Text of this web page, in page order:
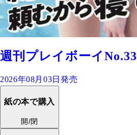
週刊プレイボーイNo.33
2026年08月03日発売
紙の本で購入
開/閉